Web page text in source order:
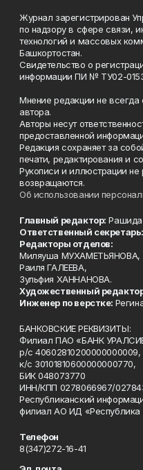
Журнал зарегистрирован
по надзору в сфере связи,
технологий и массовых
Башкортостан.
Свидетельство о
информации ПИ № ТУ02-
Мнение редакции не всегда
автора.
Авторы несут
предоставленной
Редакция сохраняет за
печати, редактирования и
Рукописи и иллюстрации не
возвращаются.
Об использовании
Главный редактор: Рашида
Ответственный секретарь:
Редакторы отделов:
Миляуша МУХАМЕТЬЯНОВА,
Раиля ГАЛЕЕВА,
Зульфия ХАННАНОВА.
Художественный
Инженер по верстке:
БАНКОВСКИЕ РЕКВИЗИТЫ:
Филиал ПАО «БАНК
р/с 40602810200000000009,
к/с 30101810600000000770,
БИК 048073770
ИНН/КПП 0278066967/
Республиканский
филиал АО ИД «Республика
Телефон
8(347)272-16-41